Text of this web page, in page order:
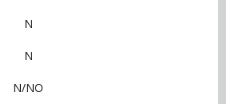
N
N
N/NO